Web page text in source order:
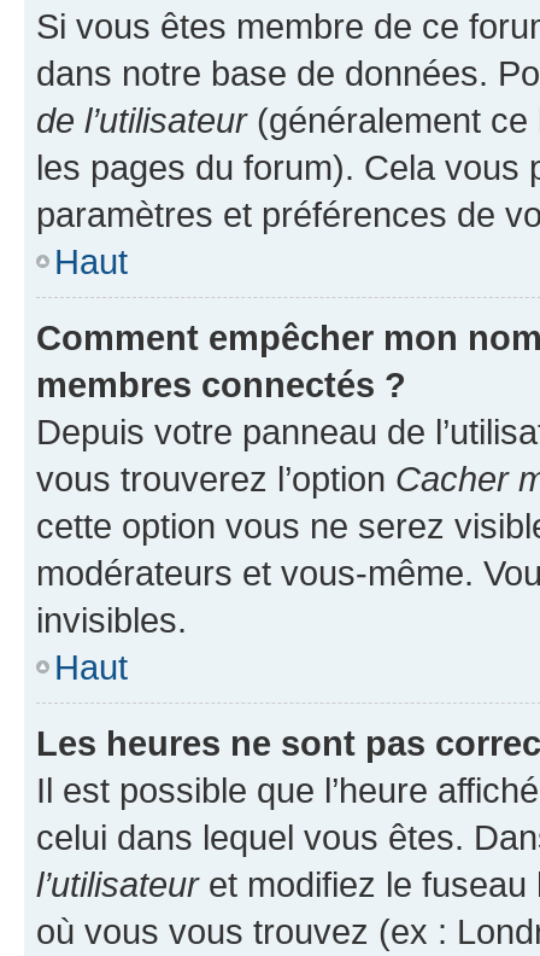
Si vous êtes membre de ce
dans notre base de données.
de l’utilisateur(généralement ce
les pages du forum). Cela vous
paramètres et préférences de
Haut
Comment empêcher mon
membres connectés ?
Depuis votre panneau de
vous trouverez l’option Cacher
cette option vous ne serez
modérateurs et vous-même.
invisibles.
Haut
Les heures ne sont pas
Il est possible que l’heure
celui dans lequel vous êtes.
l’utilisateuret modifiez le fuseau
où vous vous trouvez (ex :